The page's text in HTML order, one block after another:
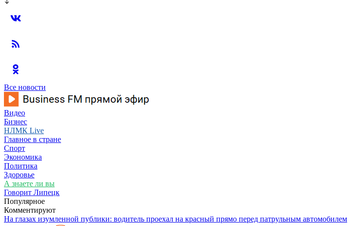
Все новости
Видео
Бизнес
НЛМК Live
Главное в стране
Спорт
Экономика
Политика
Здоровье
А знаете ли вы
Говорит Липецк
Популярное
Комментируют
На глазах изумленной публики: водитель проехал на красный прямо перед патрульным автомобилем